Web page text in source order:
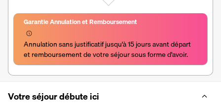
Garantie Annulation et Remboursement
Annulation sans justificatif jusqu'à 15 jours avant départ
et remboursement de votre séjour sous forme d'avoir.
Votre séjour débute ici